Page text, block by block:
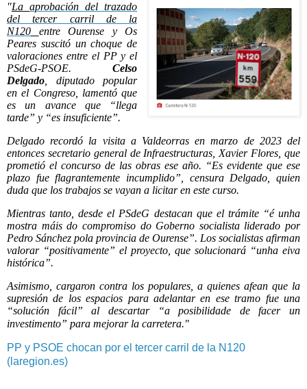
"Laaprobación del trazado
del tercer carril de la
N120
entre Ourense y Os
Peares suscitó un choque de
valoraciones entre el PP y el
PSdeG-PSOE.Celso
Delgado , diputado popular
en el Congreso, lamentó que
es un avance que “llega
tarde” y “es insuficiente”.
Delgado recordó la visita a Valdeorras en marzo de 2023 del
entonces secretario general de Infraestructuras, Xavier Flores, que
prometió el concurso de las obras ese año. “Es evidente que ese
plazo fue flagrantemente incumplido”, censura Delgado, quien
duda que los trabajos se vayan a licitar en este curso.
Mientras tanto, desde el PSdeG destacan que el trámite “é unha
mostra máis do compromiso do Goberno socialista liderado por
Pedro Sánchez pola provincia de Ourense”. Los socialistas afirman
valorar “positivamente” el proyecto, que solucionará “unha eiva
histórica”.
Asimismo, cargaron contra los populares, a quienes afean que la
supresión de los espacios para adelantar en ese tramo fue una
“solución fácil” al descartar “a posibilidade de facer un
investimento” para mejorar la carretera."
PP y PSOE chocan por el tercer carril de la N120
(laregion.es)